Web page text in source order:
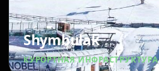
Shymbulak
КУРОРТНАЯ ИНФРАСТРУКТУРА